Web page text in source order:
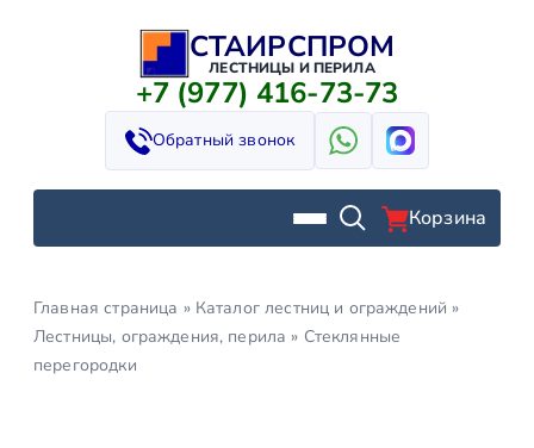
СТАИРСПРОМ
ЛЕСТНИЦЫ И ПЕРИЛА
+7 (977) 416-73-73
Обратный звонок
Корзина
Главная страница » Каталог лестниц и ограждений »
Лестницы, ограждения, перила » Стеклянные
перегородки